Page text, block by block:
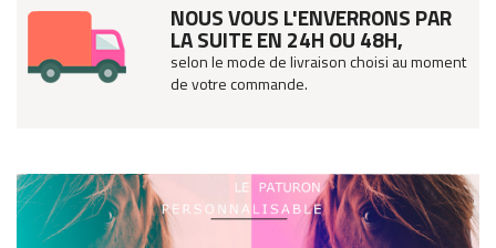
NOUS VOUS L'ENVERRONS PAR
LA SUITE EN 24H OU 48H,
selon le mode de livraison choisi au moment
de votre commande.